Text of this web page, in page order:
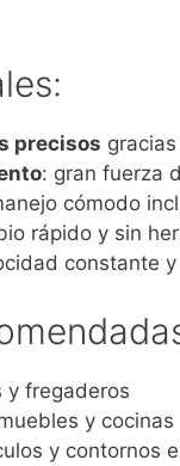
precisos
: gran fuerza
cómodo
rápido y sin
constante
y fregaderos
y cocinas
y contornos